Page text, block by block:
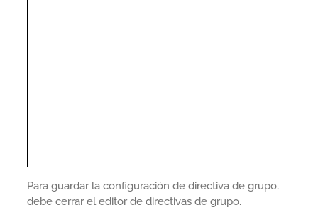
Para guardar la configuración de directiva de grupo,
debe cerrar el editor de directivas de grupo.